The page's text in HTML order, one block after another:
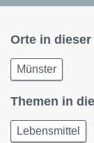
Orte in
Münster
Themen in
Lebensmittel